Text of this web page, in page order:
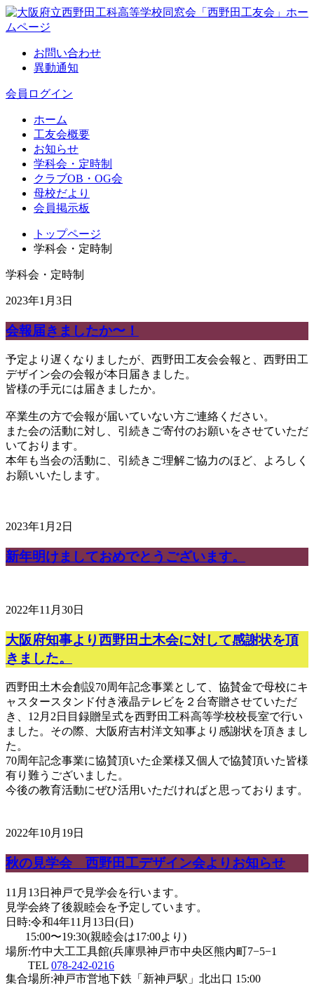
お問い合わせ
異動通知
会員ログイン
ホーム
工友会概要
お知らせ
学科会・定時制
クラブOB・OG会
母校だより
会員掲示板
トップページ
学科会・定時制
学科会・定時制
2023年1月3日
会報届きましたか〜！
予定より遅くなりましたが、西野田工友会会報と、西野田工
デザイン会の会報が本日届きました。
皆様の手元には届きましたか。
卒業生の方で会報が届いていない方ご連絡ください。
また会の活動に対し、引続きご寄付のお願いをさせていただ
いております。
本年も当会の活動に、引続きご理解ご協力のほど、よろしく
お願いいたします。
2023年1月2日
新年明けましておめでとうございます。
2022年11月30日
大阪府知事より西野田土木会に対して感謝状を頂
きました。
西野田土木会創設70周年記念事業として、協賛金で母校にキ
ャスタースタンド付き液晶テレビを２台寄贈させていただ
き、12月2日目録贈呈式を西野田工科高等学校校長室で行い
ました。その際、大阪府吉村洋文知事より感謝状を頂きまし
た。
70周年記念事業に協賛頂いた企業様又個人で協賛頂いた皆様
有り難うございました。
今後の教育活動にぜひ活用いただければと思っております。
2022年10月19日
秋の見学会 西野田工デザイン会よりお知らせ
11月13日神戸で見学会を行います。
見学会終了後親睦会を予定しています。
日時:令和4年11月13日(日)
15:00〜19:30(親睦会は17:00より)
場所:竹中大工工具館(兵庫県神戸市中央区熊内町7−5−1
TEL 078-242-0216
集合場所:神戸市営地下鉄「新神戸駅」北出口 15:00